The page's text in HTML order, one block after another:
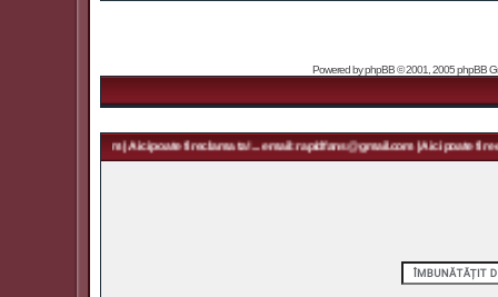
Powered byphpBB© 2001, 2005 phpBB
| Aici poate fi reclama ta! ... email: rapidfans@gmail.com | Aici poate fi